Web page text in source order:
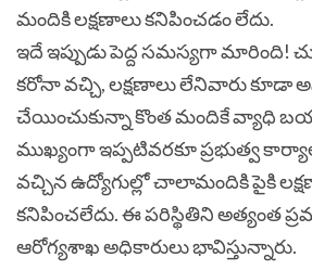
మందికి లక్షణాలు కనిపించడం లేదు.
ఇదే ఇప్పుడు పెద్ద సమస్యగా మారింది!
కరోనా వచ్చి, లక్షణాలు లేనివారు కూడా
చేయించుకున్నా కొంత మందికే వ్యాధి
ముఖ్యంగా ఇప్పటివరకూ ప్రభుత్వ
వచ్చిన ఉద్యోగుల్లో చాలామందికి పైకి
కనిపించలేదు. ఈ పరిస్థితిని అత్యంత
ఆరోగ్యశాఖ అధికారులు భావిస్తున్నారు.